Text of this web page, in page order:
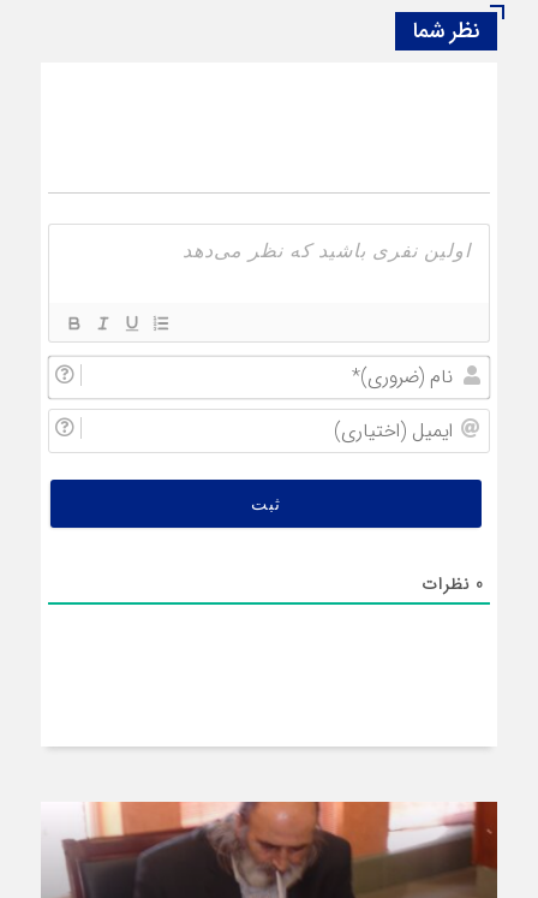
نظر شما
0 نظرات